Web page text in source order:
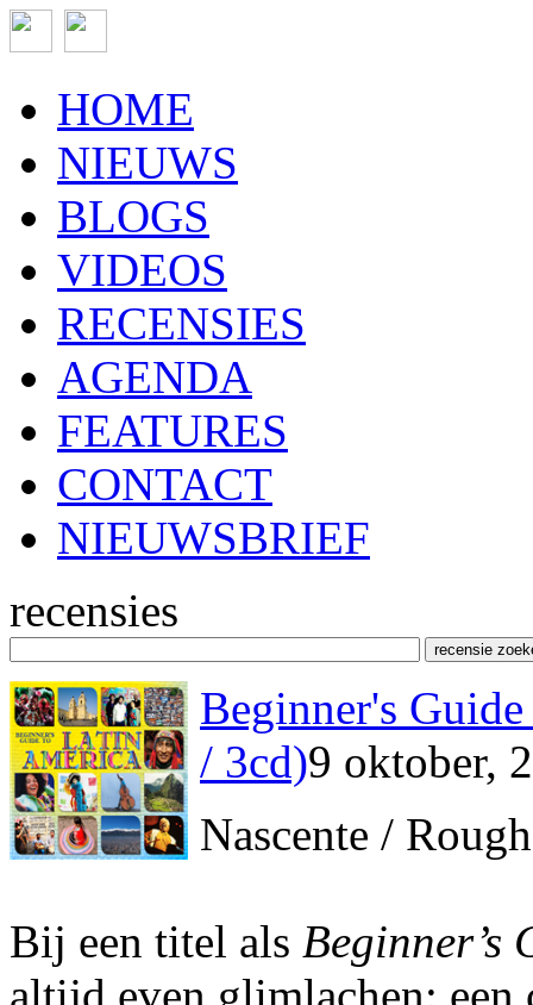
HOME
NIEUWS
BLOGS
VIDEOS
RECENSIES
AGENDA
FEATURES
CONTACT
NIEUWSBRIEF
recensies
Beginner's
/ 3cd)9 oktober,
Nascente /
Bij een titel als Beginner’s